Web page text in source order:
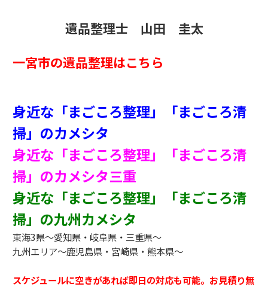
遺品整理士 山田 圭太
一宮市の遺品整理はこちら
身近な「まごころ整理」「まごころ清
掃」のカメシタ
身近な「まごころ整理」「まごころ清
掃」のカメシタ三重
身近な「まごころ整理」「まごころ清
掃」の九州カメシタ
東海3県～愛知県・岐阜県・三重県～
九州エリア～鹿児島県・宮崎県・熊本県～
スケジュールに空きがあれば即日の対応も可能。お見積り無